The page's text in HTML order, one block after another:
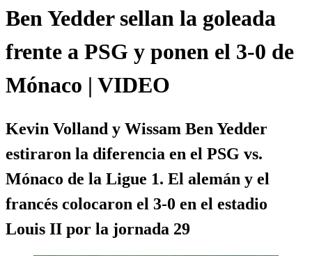
Ben Yedder sellan la goleada
frente a PSG y ponen el 3-0 de
Mónaco | VIDEO
Kevin Volland y Wissam Ben Yedder
estiraron la diferencia en el PSG vs.
Mónaco de la Ligue 1. El alemán y el
francés colocaron el 3-0 en el estadio
Louis II por la jornada 29